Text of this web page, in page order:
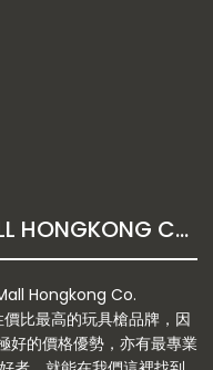
ABOUT AIRSOFT GUN MALL HONGKONG CO. LTD
Hongkong Co.
比最高的玩具槍品牌，因
好的價格優勢，亦有最專業